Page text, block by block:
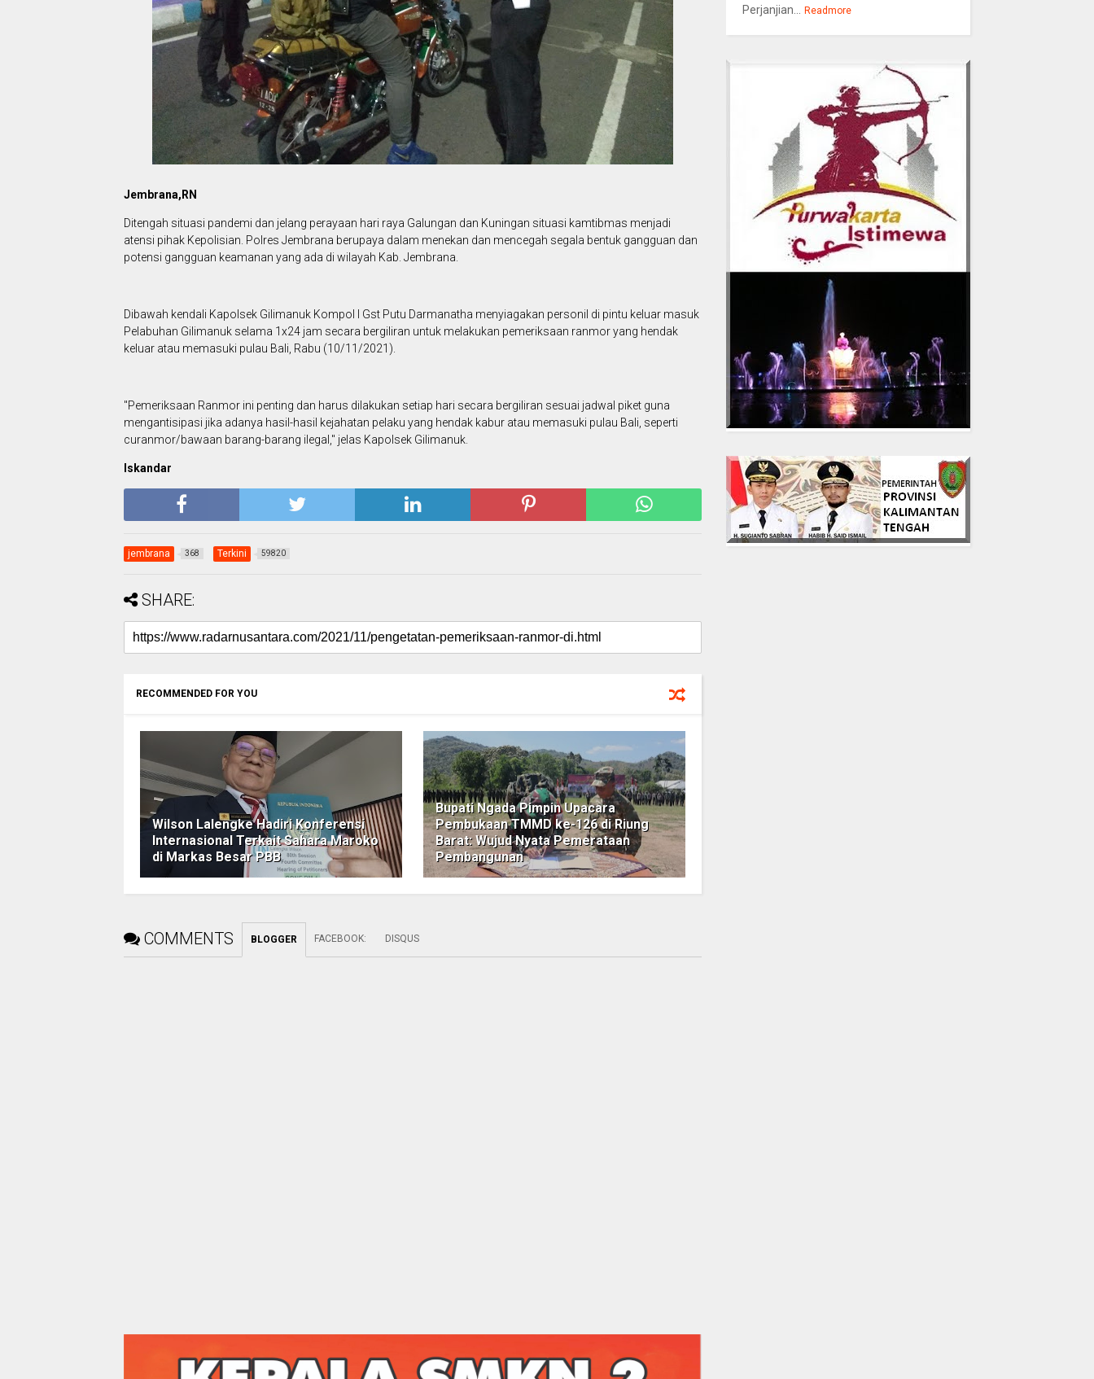
Jembrana,RN
Ditengah situasi pandemi dan jelang perayaan hari raya Galungan dan Kuningan situasi kamtibmas menjadi
atensi pihak Kepolisian. Polres Jembrana berupaya dalam menekan dan mencegah segala bentuk gangguan dan
potensi gangguan keamanan yang ada di wilayah Kab. Jembrana.
Dibawah kendali Kapolsek Gilimanuk Kompol I Gst Putu Darmanatha menyiagakan personil di pintu keluar masuk
Pelabuhan Gilimanuk selama 1x24 jam secara bergiliran untuk melakukan pemeriksaan ranmor yang hendak
keluar atau memasuki pulau Bali, Rabu (10/11/2021).
"Pemeriksaan Ranmor ini penting dan harus dilakukan setiap hari secara bergiliran sesuai jadwal piket guna
mengantisipasi jika adanya hasil-hasil kejahatan pelaku yang hendak kabur atau memasuki pulau Bali, seperti
curanmor/bawaan barang-barang ilegal," jelas Kapolsek Gilimanuk.
Iskandar
jembrana 368 Terkini 59820
SHARE:
RECOMMENDED FOR YOU
Wilson Lalengke Hadiri Konferensi
Internasional Terkait Sahara Maroko
di Markas Besar PBB
Bupati Ngada Pimpin Upacara
Pembukaan TMMD ke-126 di Riung
Barat: Wujud Nyata Pemerataan
Pembangunan
COMMENTS BLOGGER FACEBOOK: DISQUS
Perjanjian...
Readmore